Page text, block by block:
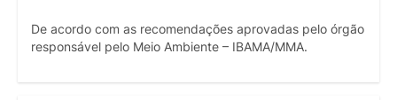
De acordo com as recomendações aprovadas pelo órgão
responsável pelo Meio Ambiente – IBAMA/MMA.